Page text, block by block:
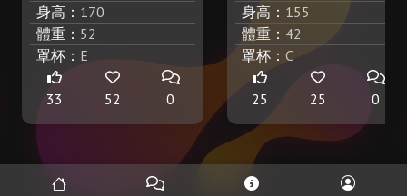
身高： 170
體重： 52
罩杯： E
33 52 0
身高： 155
體重： 42
罩杯： C
25 25 0